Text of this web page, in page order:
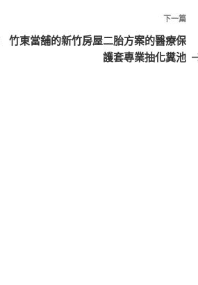
下
一
篇
下一篇
竹東當舖的新竹房屋二胎方案的醫療保
護套專業抽化糞池